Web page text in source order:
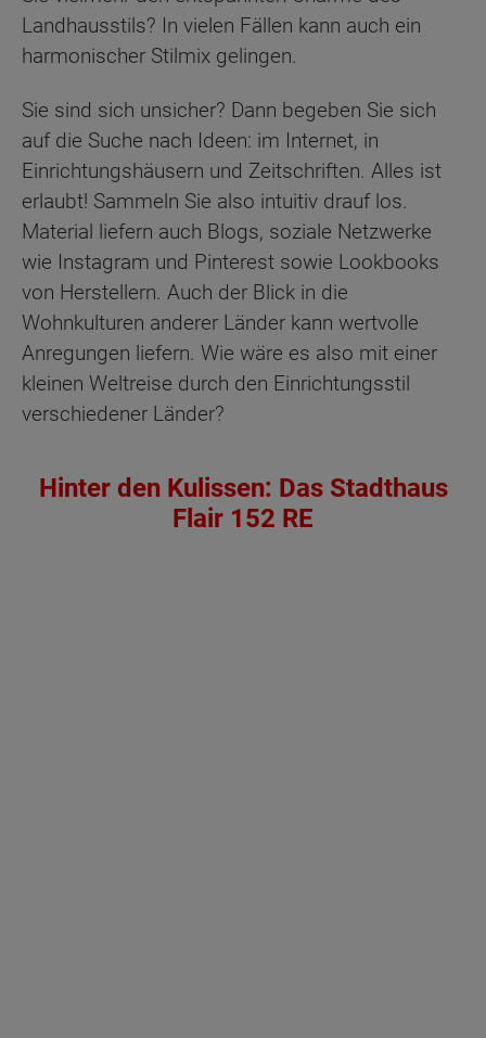
Landhausstils? In vielen Fällen kann auch ein
harmonischer Stilmix gelingen.
Sie sind sich unsicher? Dann begeben Sie sich
auf die Suche nach Ideen: im Internet, in
Einrichtungshäusern und Zeitschriften. Alles ist
erlaubt! Sammeln Sie also intuitiv drauf los.
Material liefern auch Blogs, soziale Netzwerke
wie Instagram und Pinterest sowie Lookbooks
von Herstellern. Auch der Blick in die
Wohnkulturen anderer Länder kann wertvolle
Anregungen liefern. Wie wäre es also mit einer
kleinen Weltreise durch den Einrichtungsstil
verschiedener Länder?
Hinter den Kulissen: Das Stadthaus
Flair 152 RE